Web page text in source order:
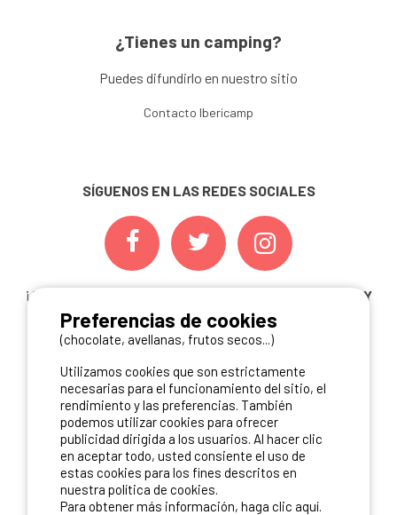
¿Tienes un camping?
Puedes difundirlo en nuestro sitio
Contacto Ibericamp
SÍGUENOS EN LAS REDES SOCIALES
¡ Y NO TE PIERDAS NUESTRAS
OFERTAS, CONCURSOS Y
NOVEDADESINSCRIBIÉNDOTE A NUESTRA
NEWSLETTER!
ME INSCRIBO
NUESTROS PARTNERS
Preferencias de cookies
(chocolate, avellanas, frutos secos...)
Utilizamos cookies que son estrictamente
necesarias para el funcionamiento del sitio, el
rendimiento y las preferencias. También
podemos utilizar cookies para ofrecer
publicidad dirigida a los usuarios. Al hacer clic
en aceptar todo, usted consiente el uso de
estas cookies para los fines descritos en
nuestra política de cookies.
Para obtener más información, haga clic aquí.